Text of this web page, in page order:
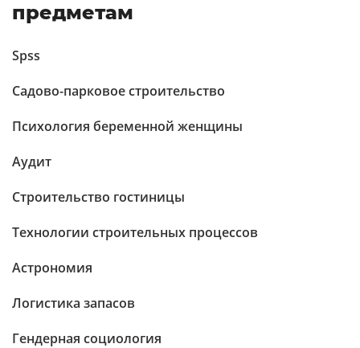
предметам
Spss
Садово-парковое строительство
Психология беременной женщины
Аудит
Строительство гостиницы
Технологии строительных процессов
Астрономия
Логистика запасов
Гендерная социология